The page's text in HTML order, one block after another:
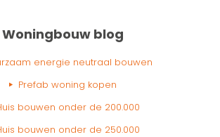
Woningbouw blog
energie neutraal bouwen
Prefab woning kopen
bouwen onder de 200.000
bouwen onder de 250.000